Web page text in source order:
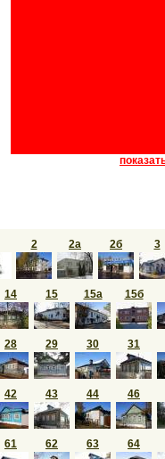
2 2а 2б 3
14 15 15а 15б
28 29 30 31
42 43 44 46
61 62 63 64